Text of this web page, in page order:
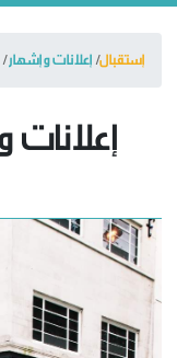
إستقبال إعلانات و إشهار